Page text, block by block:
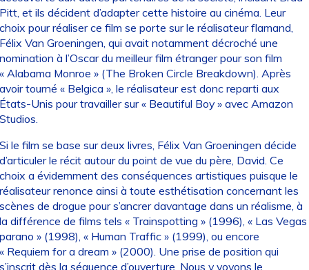
et ils décident d’adapter cette histoire au cinéma. Leur
pour réaliser ce film se porte sur le réalisateur flamand,
Van Groeningen, qui avait notamment décroché une
à l’Oscar du meilleur film étranger pour son film
Alabama Monroe » (The Broken Circle Breakdown). Après
tourné « Belgica », le réalisateur est donc reparti aux
Unis pour travailler sur « Beautiful Boy » avec Amazon
le film se base sur deux livres, Félix Van Groeningen décide
le récit autour du point de vue du père, David. Ce
a évidemment des conséquences artistiques puisque le
renonce ainsi à toute esthétisation concernant les
de drogue pour s’ancrer davantage dans un réalisme, à
différence de films tels « Trainspotting » (1996), « Las Vegas
» (1998), « Human Traffic » (1999), ou encore
Requiem for a dream » (2000). Une prise de position qui
dès la séquence d’ouverture. Nous y voyons le